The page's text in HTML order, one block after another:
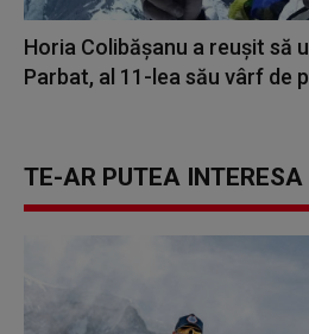
Horia Colibăşanu a reuşit să
Parbat, al 11-lea său vârf de
TE-AR PUTEA INTERESA